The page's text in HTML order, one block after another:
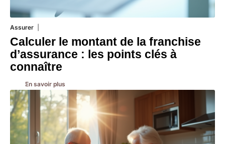
Assurer
Calculer le montant de la franchise
d’assurance : les points clés à
connaître
En savoir plus